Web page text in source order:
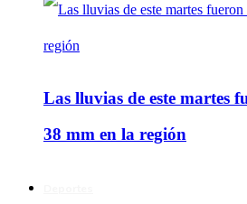
Las lluvias de este martes
38 mm en la región